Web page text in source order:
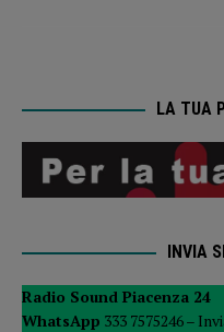
LA TUA
INVIA
Radio Sound Piacenza 24
WhatsApp 333 7575246 –